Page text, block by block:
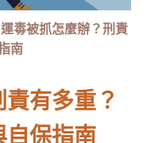
運毒被抓怎麼辦？刑責
南
有多重？
自保指南